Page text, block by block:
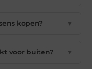
kopen? ▼
voor buiten? ▼